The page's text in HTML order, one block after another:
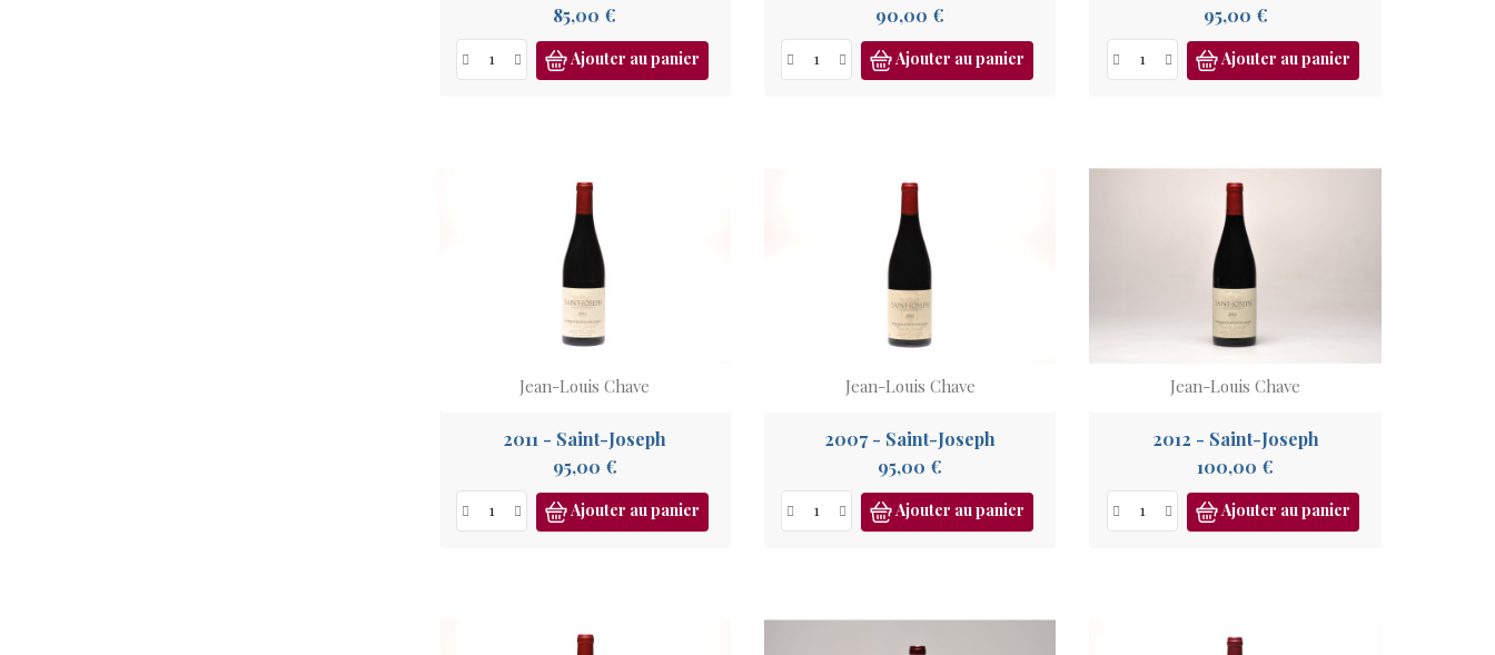
85,00 €
Ajouter au panier
90,00 €
Ajouter au panier
95,00 €Prix
Ajouter au panier
Jean-Louis Chave
2011 - Saint-Joseph
95,00 €Prix
Ajouter au panier
Jean-Louis Chave
2007 - Saint-Joseph
95,00 €
Ajouter au panier
Jean-Louis Chave
2012 - Saint-Joseph
100,00 €
Ajouter au panier